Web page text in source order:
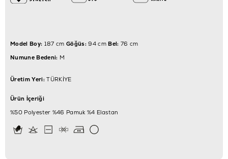
Model Boy: 187 cm Göğüs:94 cmBel: 76 cm
Numune Bedeni: M
Üretim Yeri:TÜRKİYE
Ürün İçeriği
%50 Polyester %46 Pamuk %4 Elastan